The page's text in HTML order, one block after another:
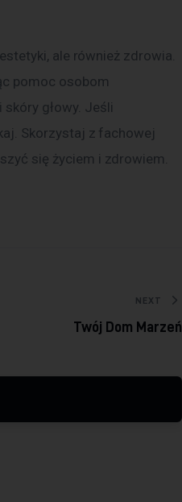
ale również zdrowia.
pomoc osobom
głowy. Jeśli
Skorzystaj z fachowej
się życiem i zdrowiem.
NEXT
Twój Dom Marzeń